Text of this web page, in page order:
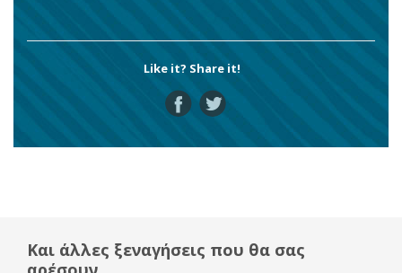
Like it? Share it!
Και άλλες ξεναγήσεις που θα σας